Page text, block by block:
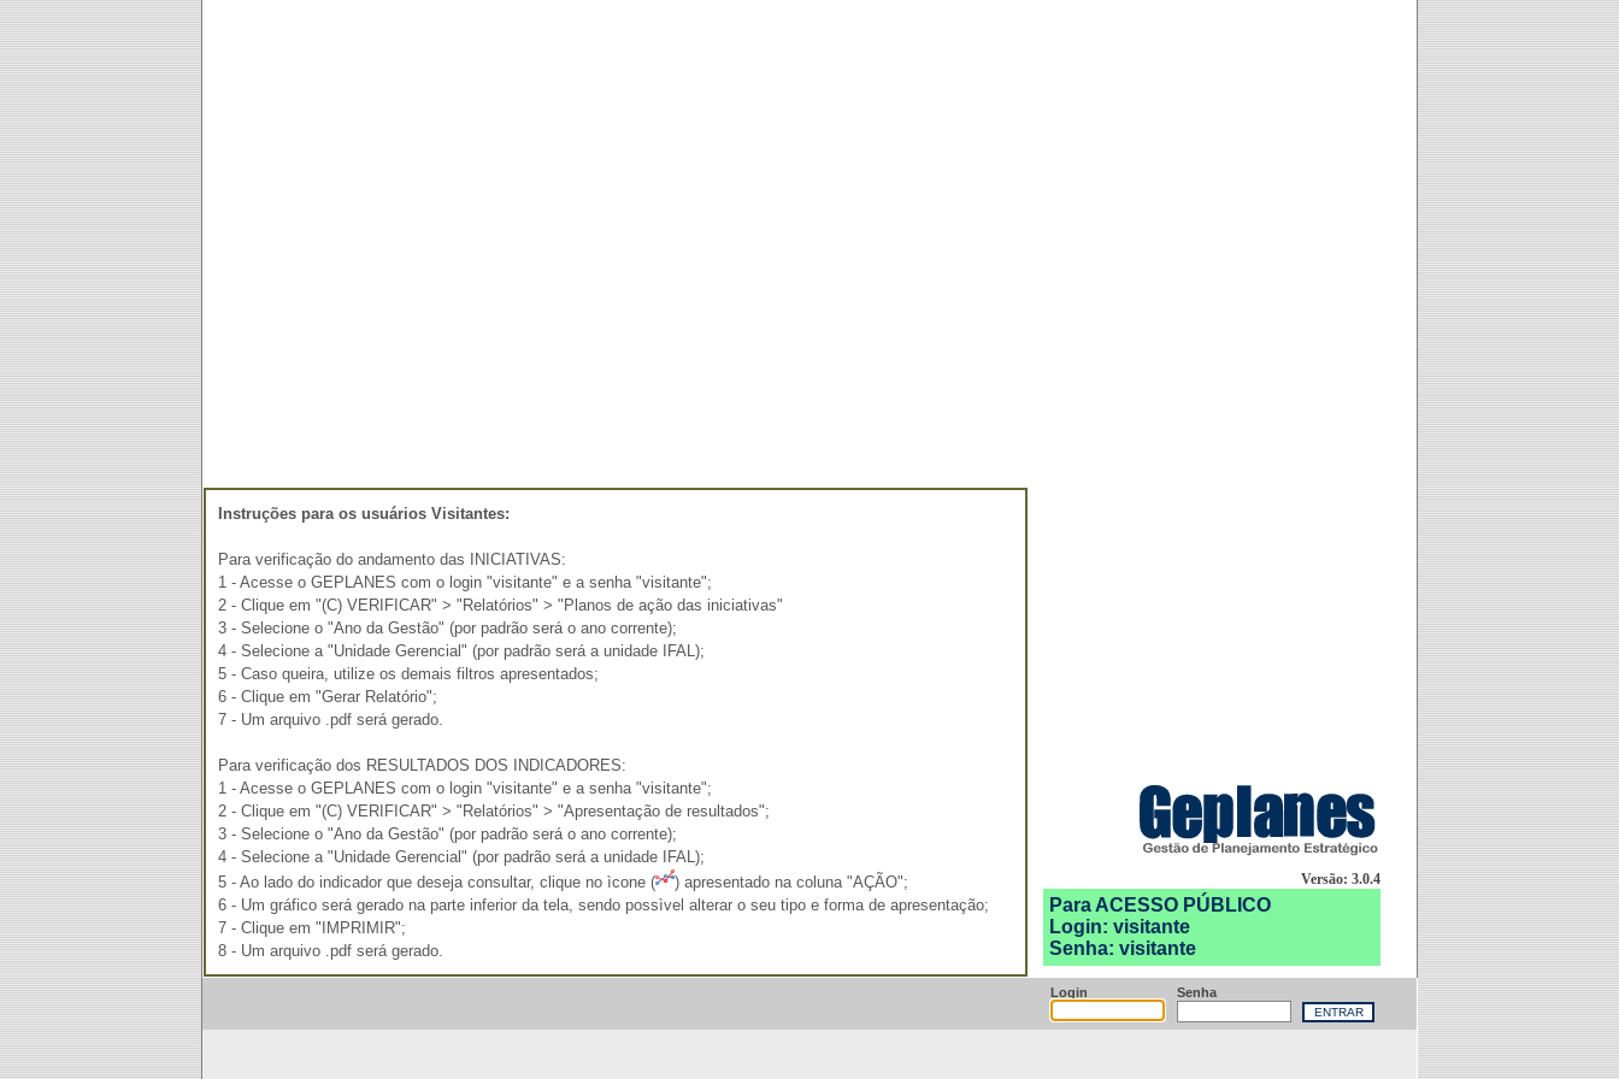
Instruções para os usuários Visitantes:
Para verificação do andamento das INICIATIVAS:
1 - Acesse o GEPLANES com o login "visitante" e a senha "visitante";
2 - Clique em "(C) VERIFICAR" > "Relatórios" > "Planos de ação das iniciativas"
3 - Selecione o "Ano da Gestão" (por padrão será o ano corrente);
4 - Selecione a "Unidade Gerencial" (por padrão será a unidade IFAL);
5 - Caso queira, utilize os demais filtros apresentados;
6 - Clique em "Gerar Relatório";
7 - Um arquivo .pdf será gerado.
Para verificação dos RESULTADOS DOS INDICADORES:
1 - Acesse o GEPLANES com o login "visitante" e a senha "visitante";
2 - Clique em "(C) VERIFICAR" > "Relatórios" > "Apresentação de resultados";
3 - Selecione o "Ano da Gestão" (por padrão será o ano corrente);
4 - Selecione a "Unidade Gerencial" (por padrão será a unidade IFAL);
5 - Ao lado do indicador que deseja consultar, clique no ìcone (
) apresentado na coluna "AÇÃO";
6 - Um gráfico será gerado na parte inferior da tela, sendo possìvel alterar o seu tipo e forma de apresentação;
7 - Clique em "IMPRIMIR";
8 - Um arquivo .pdf será gerado.
Versão: 3.0.4
Para ACESSO PÚBLICO
Login: visitante
Senha: visitante
Login Senha